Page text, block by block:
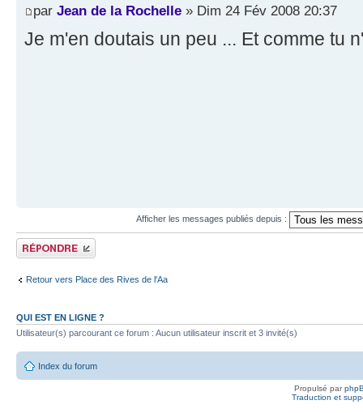
par Jean de la Rochelle » Dim 24 Fév 2008 20:37
Je m'en doutais un peu ... Et comme tu
Afficher les messages publiés depuis :
Publier une réponse
Retour vers Place des Rives de l'Aa
QUI EST EN LIGNE ?
Utilisateur(s) parcourant ce forum : Aucun utilisateur inscrit et 3 invité(s)
Index du forum
Propulsé par
Traduction et